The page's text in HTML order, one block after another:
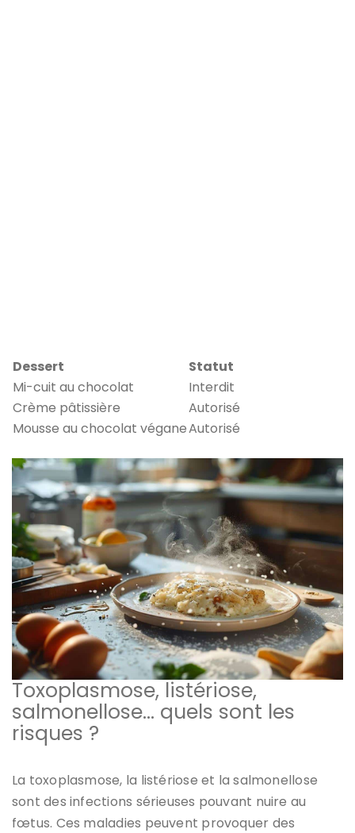
Dessert
Statut
Mi-cuit au chocolat
Interdit
Crème pâtissière
Autorisé
Mousse au chocolat véganeAutorisé
Toxoplasmose, listériose,
salmonellose… quels sont les
risques ?
La toxoplasmose, la listériose et lasalmonellose
sont des infections sérieuses pouvant nuire au
fœtus. Ces maladies peuvent provoquer des